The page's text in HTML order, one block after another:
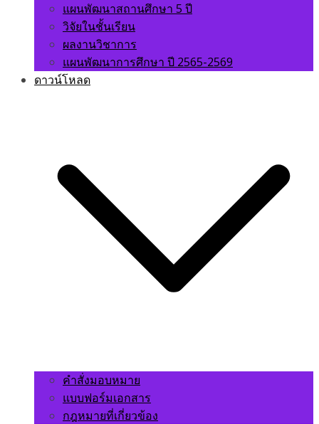
แผนพัฒนาสถานศึกษา 5 ปี
วิจัยในชั้นเรียน
ผลงานวิชาการ
แผนพัฒนาการศึกษา ปี 2565-2569
ดาวน์โหลด
คำสั่งมอบหมาย
แบบฟอร์มเอกสาร
กฎหมายที่เกี่ยวข้อง